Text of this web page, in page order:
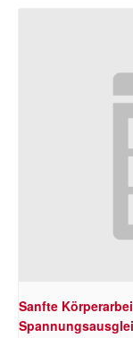
Sanfte